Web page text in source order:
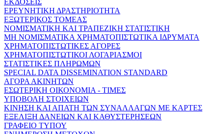
ΕΡΕΥΝΗΤΙΚΗ ΔΡΑΣΤΗΡΙΟΤΗΤΑ
ΕΞΩΤΕΡΙΚΟΣ ΤΟΜΕΑΣ
ΝΟΜΙΣΜΑΤΙΚΗ ΚΑΙ ΤΡΑΠΕΖΙΚΗ ΣΤΑΤΙΣΤΙΚΗ
ΜΗ ΝΟΜΙΣΜΑΤΙΚΑ ΧΡΗΜΑΤΟΠΙΣΤΩΤΙΚΑ ΙΔΡΥΜΑΤΑ
ΧΡΗΜΑΤΟΠΙΣΤΩΤΙΚΕΣ ΑΓΟΡΕΣ
ΧΡΗΜΑΤΟΠΙΣΤΩΤΙΚΟΙ ΛΟΓΑΡΙΑΣΜΟΙ
ΣΤΑΤΙΣΤΙΚΕΣ ΠΛΗΡΩΜΩΝ
SPECIAL DATA DISSEMINATION STANDARD
ΑΓΟΡΑ ΑΚΙΝΗΤΩΝ
ΕΣΩΤΕΡΙΚΗ ΟΙΚΟΝΟΜΙΑ - ΤΙΜΕΣ
ΥΠΟΒΟΛΗ ΣΤΟΙΧΕΙΩΝ
ΚΙΝΗΣΗ ΚΑΙ ΑΠΑΤΗ ΤΩΝ ΣΥΝΑΛΛΑΓΩΝ ΜΕ ΚΑΡΤΕΣ
ΕΞΕΛΙΞΗ ΔΑΝΕΙΩΝ ΚΑΙ ΚΑΘΥΣΤΕΡΗΣΕΩΝ
ΓΡΑΦΕΙΟ ΤΥΠΟΥ